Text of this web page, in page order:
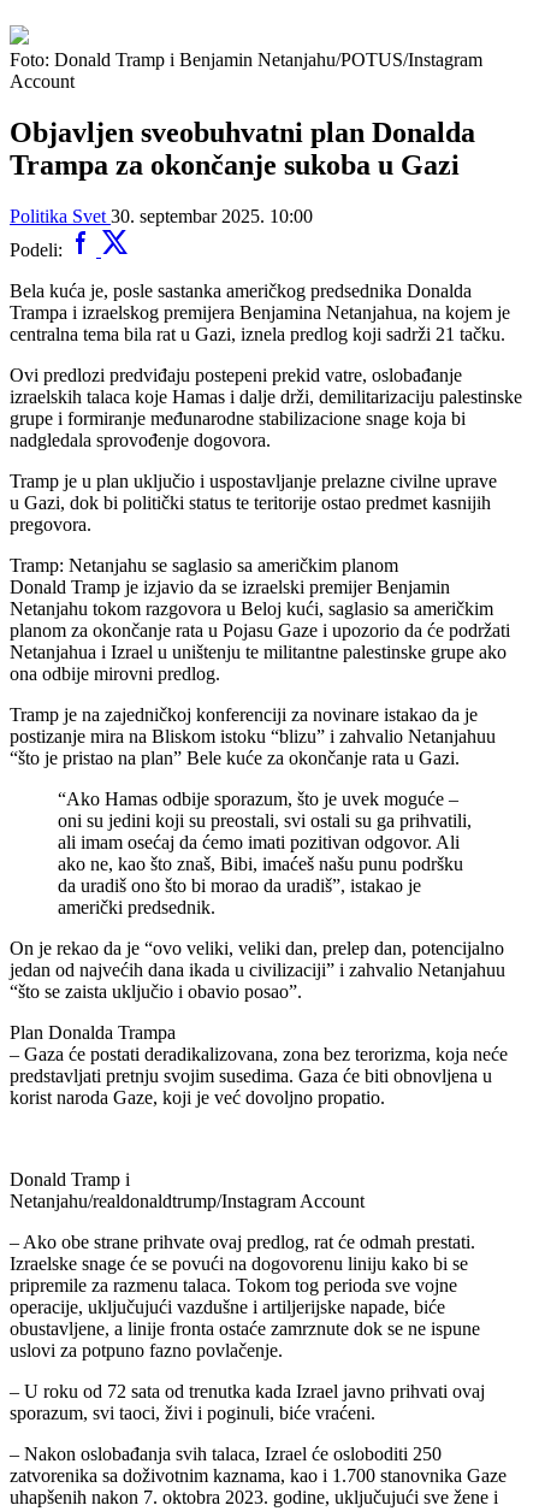
Foto: Donald Tramp i Benjamin Netanjahu/POTUS/Instagram
Account
Objavljen sveobuhvatni plan Donalda
Trampa za okončanje sukoba u Gazi
Politika Svet 30. septembar 2025. 10:00
Podeli:
Bela kuća je, posle sastanka američkog predsednika Donalda
Trampa i izraelskog premijera Benjamina Netanjahua, na kojem je
centralna tema bila rat u Gazi, iznela predlog koji sadrži 21 tačku.
Ovi predlozi predviđaju postepeni prekid vatre, oslobađanje
izraelskih talaca koje Hamas i dalje drži, demilitarizaciju palestinske
grupe i formiranje međunarodne stabilizacione snage koja bi
nadgledala sprovođenje dogovora.
Tramp je u plan uključio i uspostavljanje prelazne civilne uprave
u Gazi, dok bi politički status te teritorije ostao predmet kasnijih
pregovora.
Tramp: Netanjahu se saglasio sa američkim planom
Donald Tramp je izjavio da se izraelski premijer Benjamin
Netanjahu tokom razgovora u Beloj kući, saglasio sa američkim
planom za okončanje rata u Pojasu Gaze i upozorio da će podržati
Netanjahua i Izrael u uništenju te militantne palestinske grupe ako
ona odbije mirovni predlog.
Tramp je na zajedničkoj konferenciji za novinare istakao da je
postizanje mira na Bliskom istoku “blizu” i zahvalio Netanjahuu
“što je pristao na plan” Bele kuće za okončanje rata u Gazi.
“Ako Hamas odbije sporazum, što je uvek moguće –
oni su jedini koji su preostali, svi ostali su ga prihvatili,
ali imam osećaj da ćemo imati pozitivan odgovor. Ali
ako ne, kao što znaš, Bibi, imaćeš našu punu podršku
da uradiš ono što bi morao da uradiš”, istakao je
američki predsednik.
On je rekao da je “ovo veliki, veliki dan, prelep dan, potencijalno
jedan od najvećih dana ikada u civilizaciji” i zahvalio Netanjahuu
“što se zaista uključio i obavio posao”.
Plan Donalda Trampa
– Gaza će postati deradikalizovana, zona bez terorizma, koja neće
predstavljati pretnju svojim susedima. Gaza će biti obnovljena u
korist naroda Gaze, koji je već dovoljno propatio.
Donald Tramp i
Netanjahu/realdonaldtrump/Instagram Account
– Ako obe strane prihvate ovaj predlog, rat će odmah prestati.
Izraelske snage će se povući na dogovorenu liniju kako bi se
pripremile za razmenu talaca. Tokom tog perioda sve vojne
operacije, uključujući vazdušne i artiljerijske napade, biće
obustavljene, a linije fronta ostaće zamrznute dok se ne ispune
uslovi za potpuno fazno povlačenje.
– U roku od 72 sata od trenutka kada Izrael javno prihvati ovaj
sporazum, svi taoci, živi i poginuli, biće vraćeni.
– Nakon oslobađanja svih talaca, Izrael će osloboditi 250
zatvorenika sa doživotnim kaznama, kao i 1.700 stanovnika Gaze
uhapšenih nakon 7. oktobra 2023. godine, uključujući sve žene i